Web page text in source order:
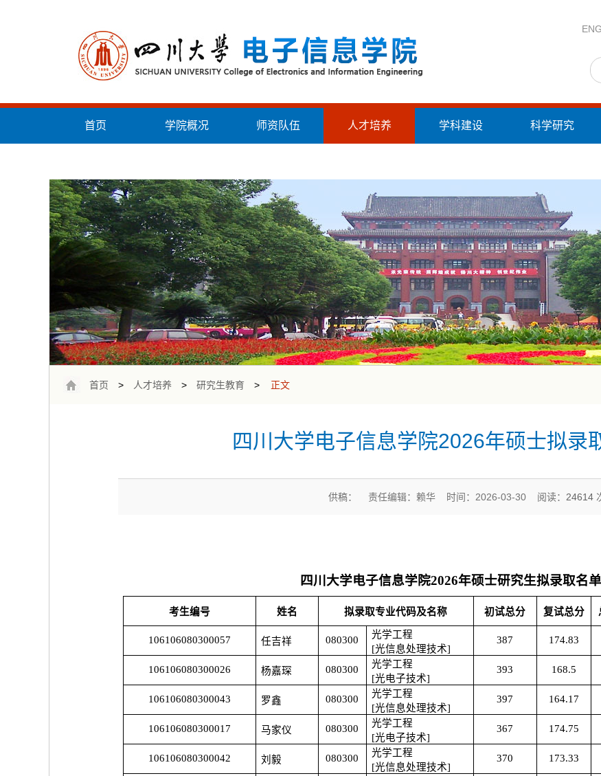
首页 学院概况 师资队伍 人才培养 学科建设 科学研究
首页 > 人才培养 > 研究生教育 > 正文
四川大学电子信息学院2026年硕士拟录
供稿： 责任编辑：赖华 时间：2026-03-30 阅读： 24614
四川大学电子信息学院2026年硕士研究生拟录取名
考生编号 姓名 拟录取专业代码及名称 初试总分 复试总分
106106080300057 任吉祥 080300
光学工程
[光信息处理技术]
387 174.83
106106080300026 杨嘉琛 080300
光学工程
[光电子技术]
393 168.5
106106080300043 罗鑫 080300
光学工程
[光信息处理技术]
397 164.17
106106080300017 马家仪 080300
光学工程
[光电子技术]
367 174.75
106106080300042 刘毅 080300
光学工程
[光信息处理技术]
370 173.33